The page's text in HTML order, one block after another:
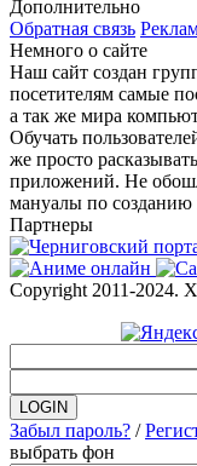
Дополнительно
Обратная связь
Немного о сайте
Наш сайт создан
посетителям самые
а так же мира
Обучать
же просто
приложений. Не
мануалы по созданию
Партнеры
Copyright 2011-2024.
Забыл пароль? /
выбрать фон